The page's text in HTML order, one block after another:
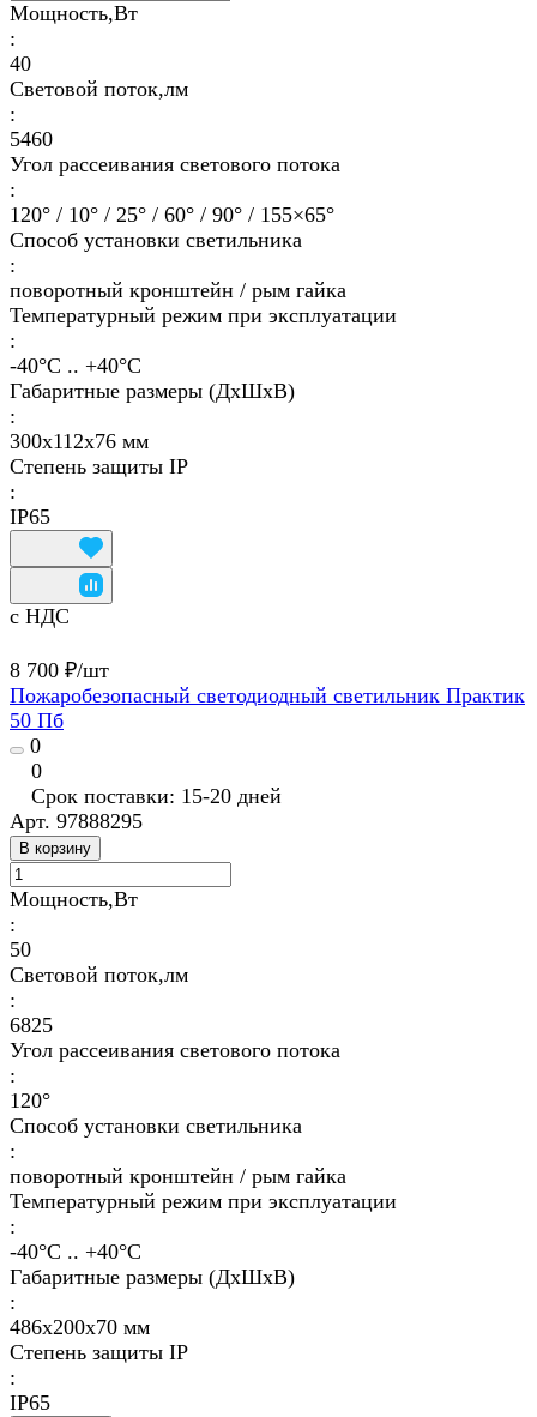
Мощность,Вт
:
40
Световой поток,лм
:
5460
Угол рассеивания светового потока
:
120° / 10° / 25° / 60° / 90° / 155×65°
Способ установки светильника
:
поворотный кронштейн / рым гайка
Температурный режим при эксплуатации
:
-40°С .. +40°C
Габаритные размеры (ДхШхВ)
:
300х112х76 мм
Степень защиты IP
:
IP65
с НДС
8 700 ₽/шт
Пожаробезопасный светодиодный светильник Практик
50 Пб
0
0
Срок поставки: 15-20 дней
Арт. 97888295
В корзину
Мощность,Вт
:
50
Световой поток,лм
:
6825
Угол рассеивания светового потока
:
120°
Способ установки светильника
:
поворотный кронштейн / рым гайка
Температурный режим при эксплуатации
:
-40°С .. +40°C
Габаритные размеры (ДхШхВ)
:
486х200х70 мм
Степень защиты IP
:
IP65